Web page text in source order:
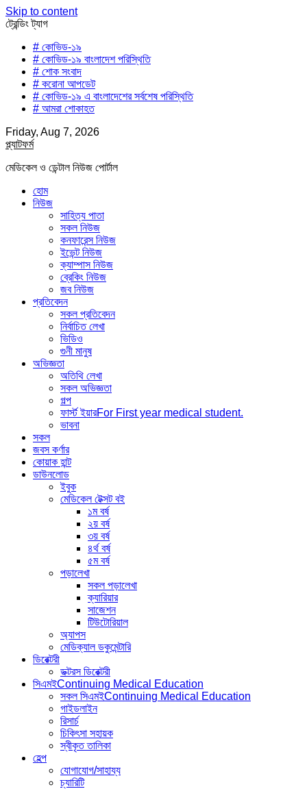
Skip to content
ট্রেন্ডিং ট্যাগ
# কোভিড-১৯
# কোভিড-১৯ বাংলাদেশ পরিস্থিতি
# শোক সংবাদ
# করোনা আপডেট
# কোভিড-১৯ এ বাংলাদেশের সর্বশেষ পরিস্থিতি
# আমরা শোকাহত
Friday, Aug 7, 2026
প্ল্যাটফর্ম
মেডিকেল ও ডেন্টাল নিউজ পোর্টাল
হোম
নিউজ
সাহিত্য পাতা
সকল নিউজ
কনফারেন্স নিউজ
ইভেন্ট নিউজ
ক্যাম্পাস নিউজ
ব্রেকিং নিউজ
জব নিউজ
প্রতিবেদন
সকল প্রতিবেদন
নির্বাচিত লেখা
ভিডিও
গুনী মানুষ
অভিজ্ঞতা
অতিথি লেখা
সকল অভিজ্ঞতা
গল্প
ফার্স্ট ইয়ারFor First year medical student.
ভাবনা
সকল
জবস কর্ণার
কোয়াক হান্ট
ডাউনলোড
ইবুক
মেডিকেল টেক্সট বই
১ম বর্ষ
২য় বর্ষ
৩য় বর্ষ
৪র্থ বর্ষ
৫ম বর্ষ
পড়ালেখা
সকল পড়ালেখা
ক্যারিয়ার
সাজেশন
টিউটোরিয়াল
অ্যাপস
মেডিক্যাল ডকুমেন্টারি
ডিরেক্টরী
ডক্টরস ডিরেক্টরী
সিএমইContinuing Medical Education
সকল সিএমইContinuing Medical Education
গাইডলাইন
রিসার্চ
চিকিৎসা সহায়ক
স্বীকৃত তালিকা
হেল্প
যোগাযোগ/সাহায্য
চ্যারিটি